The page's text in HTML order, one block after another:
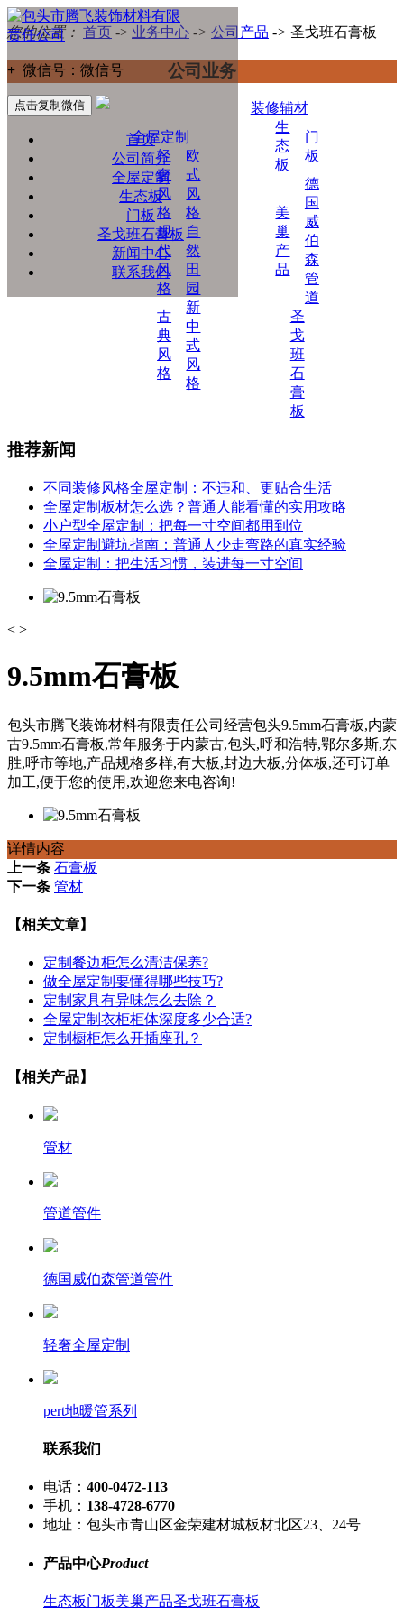
+ 微信号： 微信号
点击复制微信
首页
公司简介
全屋定制
生态板
门板
圣戈班石膏板
新闻中心
联系我们
您的位置： 首页 -> 业务中心 -> 公司产品 -> 圣戈班石膏板
公司业务
全屋定制
轻
奢
风
格
欧
式
风
格
现
代
风
格
自
然
田
园
古
典
风
格
新
中
式
风
格
装修辅材
生
态
板
门
板
美
巢
产
品
德
国
威
伯
森
管
道
圣
戈
班
石
膏
板
推荐新闻
不同装修风格全屋定制：不违和、更贴合生活
全屋定制板材怎么选？普通人能看懂的实用攻略
小户型全屋定制：把每一寸空间都用到位
全屋定制避坑指南：普通人少走弯路的真实经验
全屋定制：把生活习惯，装进每一寸空间
< >
9.5mm石膏板
包头市腾飞装饰材料有限责任公司经营包头9.5mm石膏板,内蒙
古9.5mm石膏板,常年服务于内蒙古,包头,呼和浩特,鄂尔多斯,东
胜,呼市等地,产品规格多样,有大板,封边大板,分体板,还可订单
加工,便于您的使用,欢迎您来电咨询!
详情内容
上一条 石膏板
下一条 管材
【相关文章】
定制餐边柜怎么清洁保养?
做全屋定制要懂得哪些技巧?
定制家具有异味怎么去除？
全屋定制衣柜柜体深度多少合适?
定制橱柜怎么开插座孔？
【相关产品】
管材
管道管件
德国威伯森管道管件
轻奢全屋定制
pert地暖管系列
联系我们
电话： 400-0472-113
手机： 138-4728-6770
地址：包头市青山区金荣建材城板材北区23、24号
产品中心Product
生态板门板美巢产品圣戈班石膏板